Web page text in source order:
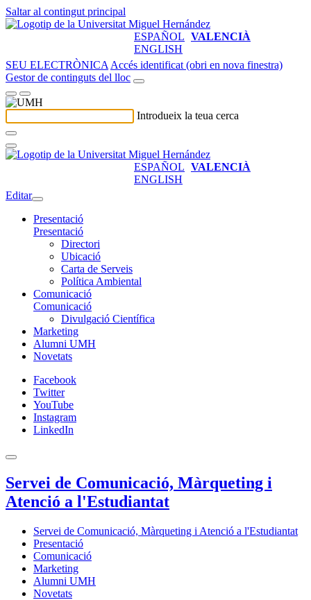
Saltar al contingut principal
ESPAÑOL VALENCIÀ
ENGLISH
SEU ELECTRÒNICA Accés identificat (obri en nova finestra)
Gestor de continguts del lloc
Introdueix la teua cerca
ESPAÑOL VALENCIÀ
ENGLISH
Editar
Presentació
Presentació
Directori
Ubicació
Carta de Serveis
Política Ambiental
Comunicació
Comunicació
Divulgació Científica
Marketing
Alumni UMH
Novetats
Facebook
Twitter
YouTube
Instagram
LinkedIn
Servei de Comunicació, Màrqueting i
Atenció a l'Estudiantat
Servei de Comunicació, Màrqueting i Atenció a l'Estudiantat
Presentació
Comunicació
Marketing
Alumni UMH
Novetats